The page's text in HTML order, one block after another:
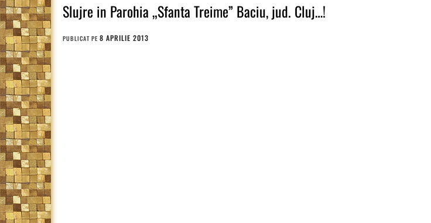
Slujre in Parohia „Sfanta Treime” Baciu, jud. Cluj…!
PUBLICAT PE 8 APRILIE 2013